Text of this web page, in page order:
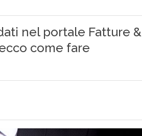
nel portale Fatture &
come fare